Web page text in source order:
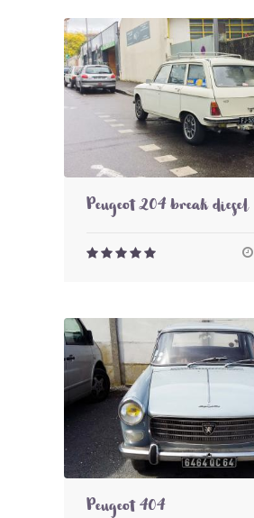
Peugeot 204 break diesel
Peugeot 404